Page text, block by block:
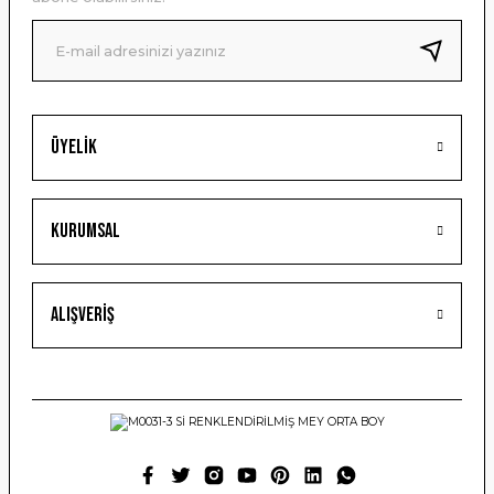
Ürün fiyatı diğer sitelerden daha pahalı.
Bu ürüne benzer farklı alternatifler olmalı.
Gönder
Üyelik
Kurumsal
Alışveriş